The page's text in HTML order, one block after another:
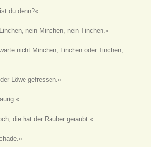
du denn?«
nein Minchen, nein Tinchen.«
nicht Minchen, Linchen oder Tinchen,
Löwe gefressen.«
die hat der Räuber geraubt.«